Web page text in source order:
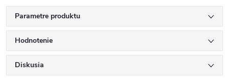
Parametre produktu
Hodnotenie
Diskusia